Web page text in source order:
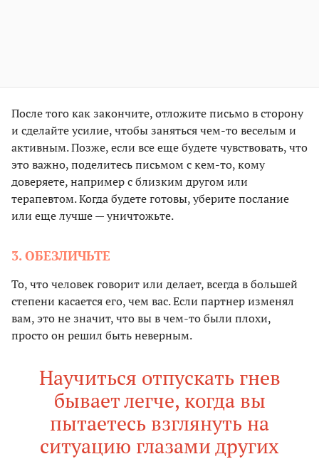
После того как закончите, отложите письмо в сторону
и сделайте усилие, чтобы заняться чем-то веселым и
активным. Позже, если все еще будете чувствовать, что
это важно, поделитесь письмом с кем-то, кому
доверяете, например с близким другом или
терапевтом. Когда будете готовы, уберите послание
или еще лучше — уничтожьте.
3. ОБЕЗЛИЧЬТЕ
То, что человек говорит или делает, всегда в большей
степени касается его, чем вас. Если партнер изменял
вам, это не значит, что вы в чем-то были плохи,
просто он решил быть неверным.
Научиться отпускать гнев
бывает легче, когда вы
пытаетесь взглянуть на
ситуацию глазами других